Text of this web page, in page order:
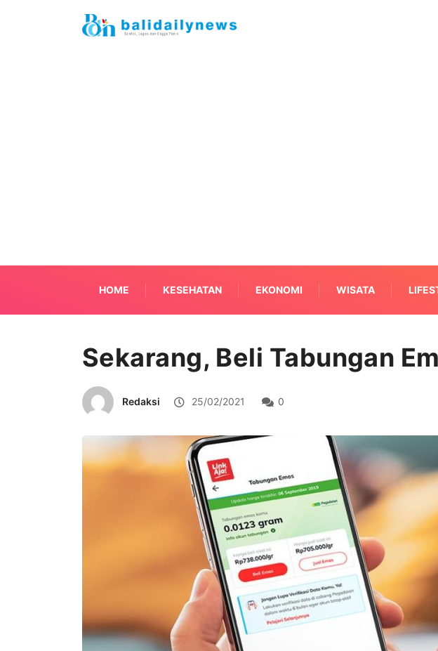
HOME KESEHATAN EKONOMI WISATA
Sekarang, Beli Tabungan
Redaksi 25/02/2021 0